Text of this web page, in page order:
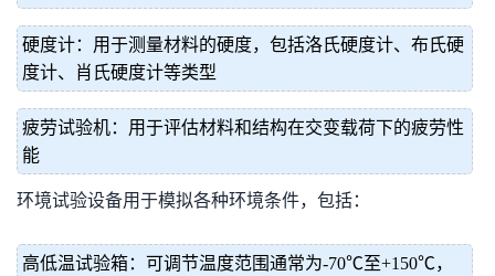
硬度计：用于测量材料的硬度，包括洛氏硬度计、布氏硬
度计、肖氏硬度计等类型
疲劳试验机：用于评估材料和结构在交变载荷下的疲劳性
能
环境试验设备用于模拟各种环境条件，包括：
高低温试验箱：可调节温度范围通常为-70℃至+150℃，